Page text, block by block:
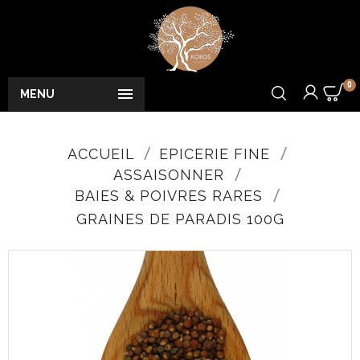

MENU
0
ACCUEIL
EPICERIE FINE
ASSAISONNER
BAIES & POIVRES RARES
GRAINES DE PARADIS 100G